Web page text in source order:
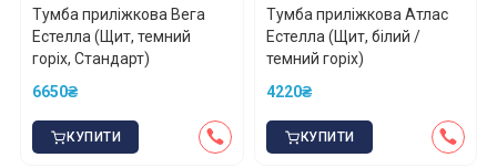
Тумба приліжкова Вега
Естелла (Щит, темний
горіх, Стандарт)
6650₴
КУПИТИ
Тумба приліжкова Атлас
Естелла (Щит, білий /
темний горіх)
4220₴
КУПИТИ
* *